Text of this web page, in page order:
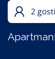
2 gosti